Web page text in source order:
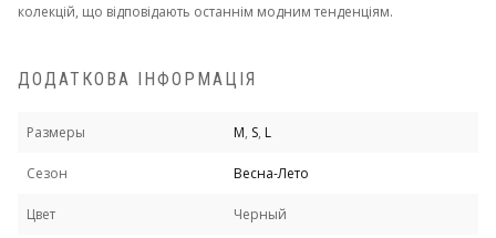
колекцій, що відповідають останнім модним тенденціям.
ДОДАТКОВА ІНФОРМАЦІЯ
Размеры M, S, L
Сезон Весна-Лето
Цвет Черный